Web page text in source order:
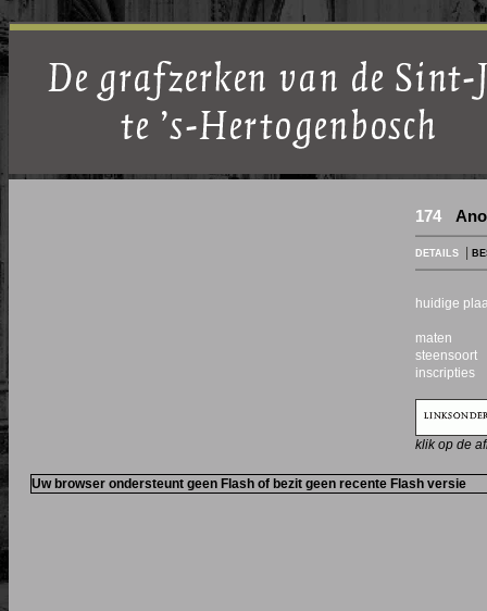
174
DETAILS
huidige
maten
steensoort
inscripties
klik op de
Uw browser ondersteunt geen Flash of bezit geen recente Flash versie